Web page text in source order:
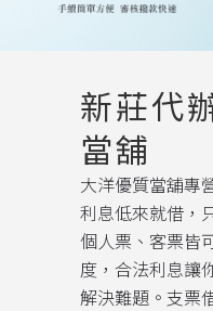
新莊代
當舖
大洋優質當舖專
利息低來就借，
個人票、客票皆
度，合法利息讓
解決難題。支票